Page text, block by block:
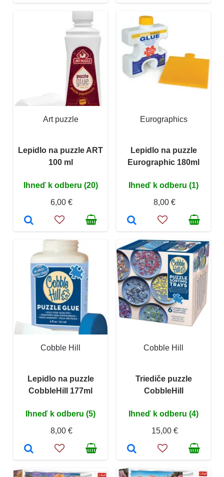
Art puzzle
Lepidlo na puzzle ART
100 ml
Ihneď k odberu (20)
6,00 €
Eurographics
Lepidlo na puzzle
Eurographic 180ml
Ihneď k odberu (1)
8,00 €
Cobble Hill
Lepidlo na puzzle
CobbleHill 177ml
Ihneď k odberu (5)
8,00 €
Cobble Hill
Triediče puzzle
CobbleHill
Ihneď k odberu (4)
15,00 €